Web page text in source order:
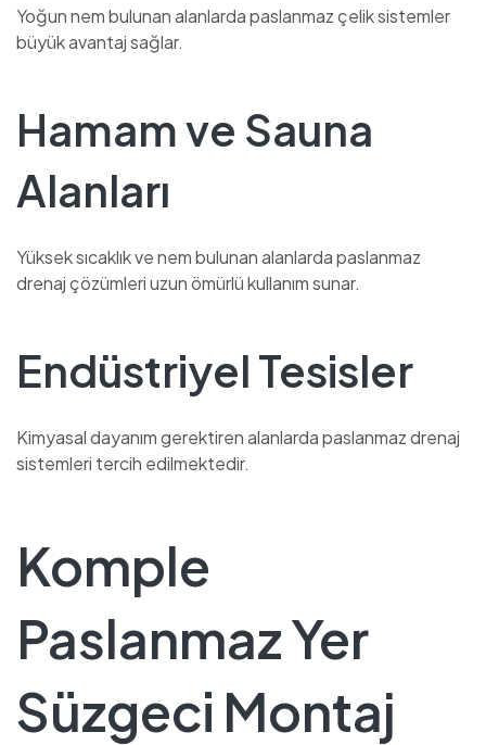
Yoğun nem bulunan alanlarda paslanmaz çelik sistemler
büyük avantaj sağlar.
Hamam ve Sauna
Alanları
Yüksek sıcaklık ve nem bulunan alanlarda paslanmaz
drenaj çözümleri uzun ömürlü kullanım sunar.
Endüstriyel Tesisler
Kimyasal dayanım gerektiren alanlarda paslanmaz drenaj
sistemleri tercih edilmektedir.
Komple
Paslanmaz Yer
Süzgeci Montaj